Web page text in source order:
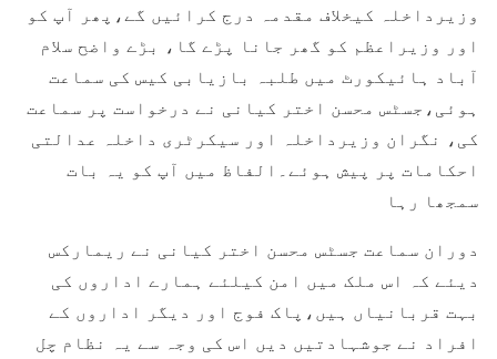
وزیرداخلہ کیخلاف مقدمہ درج کرائیں گے،پھر آپ کو
اور وزیراعظم کو گھر جانا پڑے گا، بڑے واضح سلام
آباد ہائیکورٹ میں طلبہ بازیابی کیس کی سماعت
ہوئی،جسٹس محسن اختر کیانی نے درخواست پر سماعت
کی، نگران وزیرداخلہ اور سیکرٹری داخلہ عدالتی
احکامات پر پیش ہوئے۔الفاظ میں آپ کو یہ بات
سمجھا رہا
دوران سماعت جسٹس محسن اختر کیانی نے ریمارکس
دیئے کہ اس ملک میں امن کیلئے ہمارے اداروں کی
بہت قربانیاں ہیں،پاک فوج اور دیگر اداروں کے
افراد نے جوشہادتیں دیں اس کی وجہ سے یہ نظام چل